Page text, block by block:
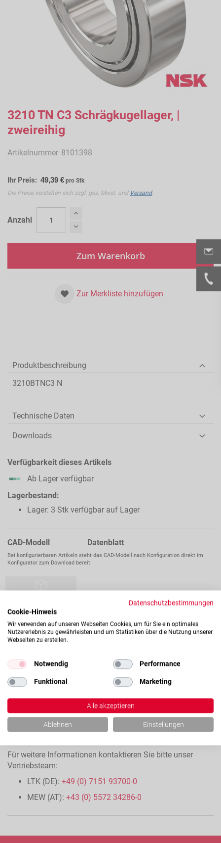
Anfang
der
Bildergalerie
3210 TN C3 Schrägkugellager, |
zweireihig
Artikelnummer 8101398
Ihr Preis: 49,39 € pro Stk
Die Preise verstehen sich zzgl. ges. Mwst. und Versand.
Anzahl
Zum Warenkorb
Zur Merkliste hinzufügen
Verfügbarkeit dieses Artikels
Ab Lager verfügbar
Lagerbestand:
Lager: 3 Stk verfügbar auf Lager
CAD-Modell Datenblatt
Bei konfigurierbaren Artikeln steht das CAD-Modell nach Konfiguration direkt im
Konfigurator zum Download bereit.
Für weitere Informationen kontaktieren Sie bitte unser
Vertriebsteam:
LTK (DE): +49 (0) 7151 93700-0
MEW (AT): +43 (0) 5572 34286-0
Produktbeschreibung
3210BTNC3 N
Technische Daten
Downloads
Datenschutzbestimmungen
Cookie-Hinweis
Wir verwenden auf unseren Webseiten Cookies, um für Sie ein optimales
Nutzererlebnis zu gewährleisten und um Statistiken über die Nutzung unserer
Webseiten zu erstellen.
Notwendig Performance
Funktional Marketing
Alle akzeptieren
Ablehnen Einstellungen